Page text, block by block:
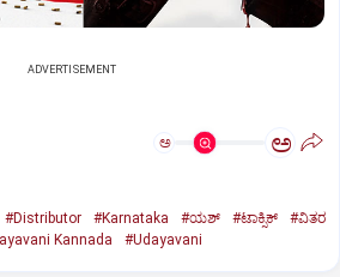
ADVERTISEMENT
ಅ ಅ
#Distributor #Karnataka #ಯಶ್‌ #ಟಾಕ್ಸಿಕ್‌
#ವಿತರ
Kannada #Udayavani